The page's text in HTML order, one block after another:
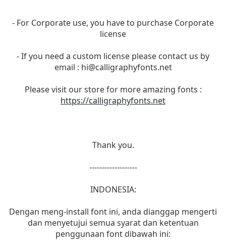
- For Corporate use, you have to purchase Corporate
license
- If you need a custom license please contact us by
email : hi@calligraphyfonts.net
Please visit our store for more amazing fonts :
https://calligraphyfonts.net
Thank you.
-------------------
INDONESIA:
Dengan meng-install font ini, anda dianggap mengerti
dan menyetujui semua syarat dan ketentuan
penggunaan font dibawah ini: